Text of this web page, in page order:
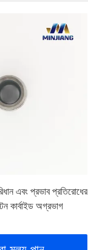
এবং প্রভাব প্রতিরোধের
কার্বাইড অগ্রভাগ